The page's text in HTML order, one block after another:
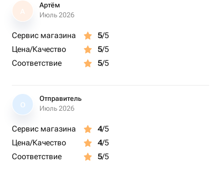
с правильной расшифровкой на всякий случай.💎
А
Артём
Июль 2026
Сервис магазина 5/5
Цена/Качество
5/5
Соответствие
5/5
О
Отправитель
Июль 2026
Сервис магазина 4/5
Цена/Качество
4/5
Соответствие
5/5